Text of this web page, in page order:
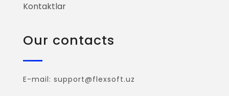
Kontaktlar
Our contacts
E-mail: support@flexsoft.uz